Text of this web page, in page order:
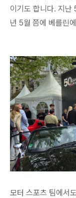
이기도 합니다. 지난
년 5월 쯤에 베를린
모터 스포츠 팀에서